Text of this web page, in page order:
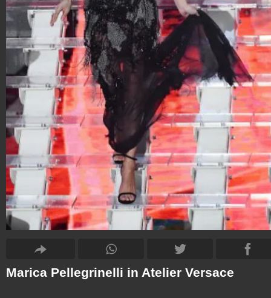
Marica Pellegrinelli in Atelier Versace